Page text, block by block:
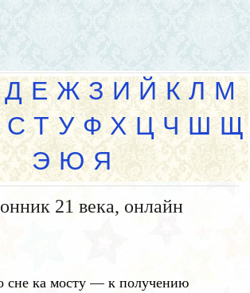
Д Е Ж З И Й К Л М
С Т У Ф Х Ц Ч Ш Щ
Э Ю Я
21 века, онлайн
сне ка мосту — к получению